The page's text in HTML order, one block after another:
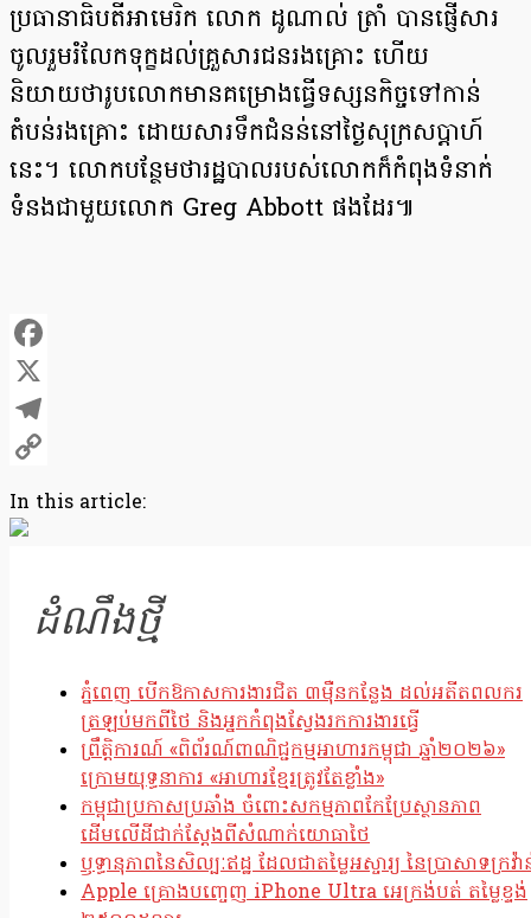
ប្រធានាធិបតីអាមេរិក លោក ដូណាល់ ត្រាំ បានផ្ញើសារ
ចូលរួមរំលែកទុក្ខដល់គ្រួសារជនរងគ្រោះ ហើយ
និយាយថារូបលោកមានគម្រោងធ្វើទស្សនកិច្ចទៅកាន់
តំបន់រងគ្រោះ ដោយសារទឹកជំនន់នៅថ្ងៃសុក្រសប្ដាហ៍
នេះ។ លោកបន្ថែមថារដ្ឋបាលរបស់លោកក៏កំពុងទំនាក់
ទំនងជាមួយលោក Greg Abbott ផងដែរ៕
Facebook
X
Telegram
Link
In this article:
ដំណឹងថ្មី
ភ្នំពេញ បើកឱកាសការងារជិត ៣ម៉ឺនកន្លែង ដល់អតីតពលករ
ត្រឡប់មកពីថៃ និងអ្នកកំពុងស្វែងរកការងារធ្វើ
ព្រឹត្តិការណ៍ «ពិព័រណ៍ពាណិជ្ជកម្មអាហារកម្ពុជា ឆ្នាំ២០២៦»
ក្រោមយុទ្ធនាការ «អាហារខ្មែរត្រូវតែខ្លាំង»
កម្ពុជាប្រកាសប្រឆាំង ចំពោះសកម្មភាពកែប្រែស្ថានភាព
ដើមលើដីជាក់ស្តែងពីសំណាក់យោធាថៃ
ឫទ្ធានុភាពនៃសិល្បៈឥដ្ឋ ដែលជាតម្លៃអស្ចារ្យ នៃប្រាសាទក្រវ៉
Apple គ្រោងបញ្ចេញ iPhone Ultra អេក្រង់បត់ តម្លៃខ្ទង់